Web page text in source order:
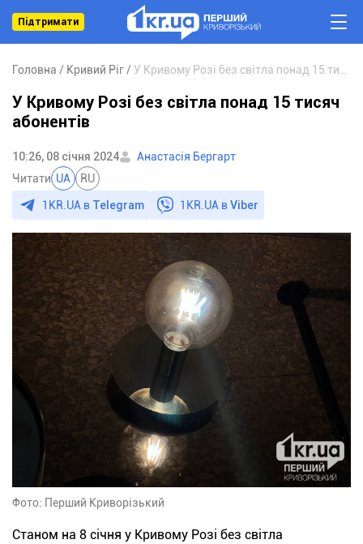
Підтримати
Головна Кривий Ріг
У Кривому Розі без світла понад 15 тисяч
абонентів
10:26, 08 січня 2024
Анастасія Бергарт
Читати UA RU
1KR.UA в Telegram 1KR.UA вViber
Фото: Перший Криворізький
Станом на 8 січня у Кривому Розі без світла